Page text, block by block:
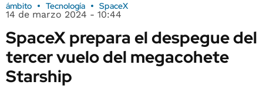
ámbito Tecnología SpaceX
14 de marzo 2024 - 10:44
SpaceX prepara el despegue del
tercer vuelo del megacohete
Starship